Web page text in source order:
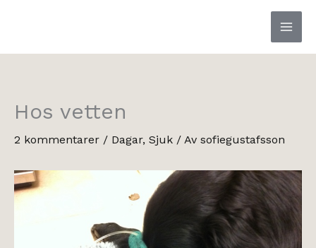
Hos vetten
2 kommentarer / Dagar, Sjuk / Av sofiegustafsson